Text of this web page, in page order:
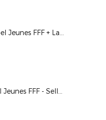
Remises Label Jeunes FFF + Label École Féminine de Football - A.S. Chouzy/Onzain - 2 octobre 2017
Remise label Jeunes FFF - Selles-St-Denis - 29 septembre 2017